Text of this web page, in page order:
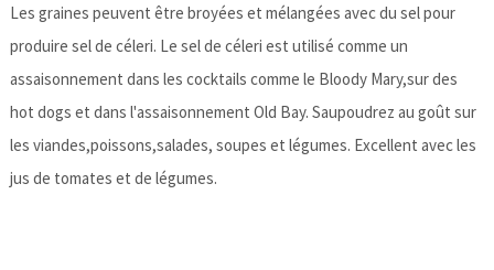
Les graines peuvent être broyées et mélangées avec du sel pour
produire sel de céleri. Le sel de céleri est utilisé comme un
assaisonnement dans les cocktails comme le Bloody Mary,sur des
hot dogs et dans l'assaisonnement Old Bay. Saupoudrez au goût sur
les viandes,poissons,salades, soupes et légumes. Excellent avec les
jus de tomates et de légumes.